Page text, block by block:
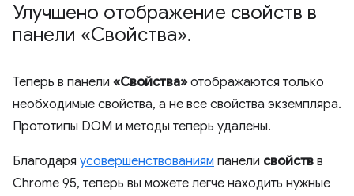
Улучшено отображение свойств в
панели «Свойства».
Теперь в панели «Свойства» отображаются только
необходимые свойства, а не все свойства экземпляра.
Прототипы DOM и методы теперь удалены.
Благодаря усовершенствованиям панели свойств в
Chrome 95, теперь вы можете легче находить нужные